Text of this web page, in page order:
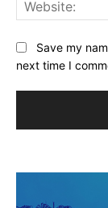
Save my
next time I